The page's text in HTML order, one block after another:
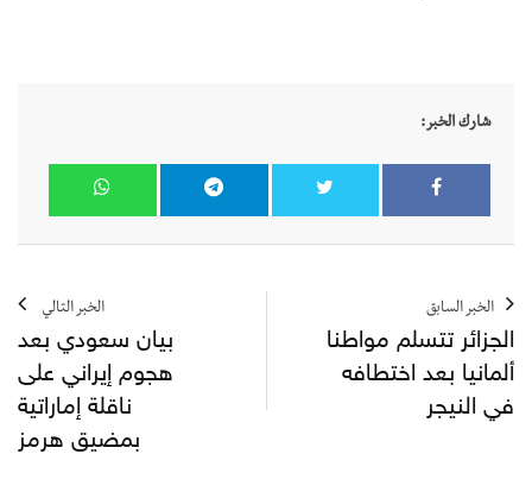
شارك الخبر:
الخبر السابق
الجزائر تتسلم مواطنا
ألمانيا بعد اختطافه
في النيجر
الخبر التالي
بيان سعودي بعد
هجوم إيراني على
ناقلة إماراتية
بمضيق هرمز